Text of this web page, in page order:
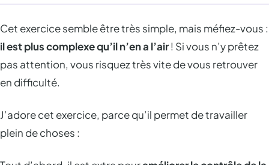
Cet exercice semble être très simple, mais méfiez-vous :
il est plus complexe qu’il n’en a l’air! Si vous n’y prêtez
pas attention, vous risquez très vite de vous retrouver
en difficulté.
J’adore cet exercice, parce qu’il permet de travailler
plein de choses :